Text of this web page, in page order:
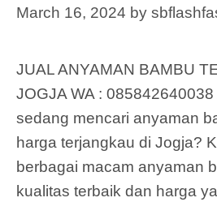
March 16, 2024 by
JUAL ANYAMAN BAMBU
JOGJA WA :
sedang mencari anyaman
harga terjangkau di Jogja?
berbagai macam anyaman
kualitas terbaik dan harga